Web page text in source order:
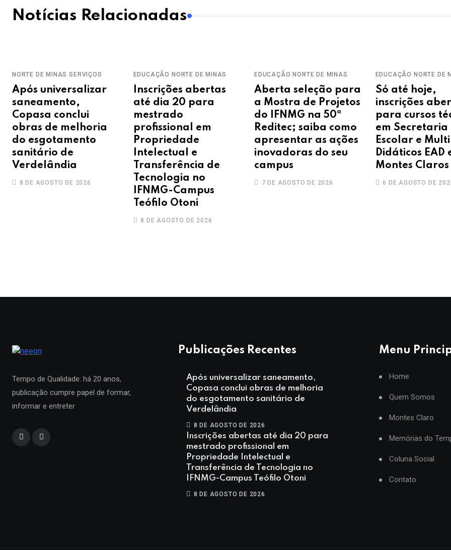
Notícias Relacionadas
NORTE DE MINAS SERVIÇOS
Após universalizar
saneamento,
Copasa conclui
obras de melhoria
do esgotamento
sanitário de
Verdelândia
8 DE AGOSTO DE 2026
EDUCAÇÃO NORTE DE MINAS
Inscrições abertas
até dia 20 para
mestrado
profissional em
Propriedade
Intelectual e
Transferência de
Tecnologia no
IFNMG-Campus
Teófilo Otoni
8 DE AGOSTO DE 2026
EDUCAÇÃO NORTE DE MINAS
Aberta seleção para
a Mostra de Projetos
do IFNMG na 50ª
Reditec; saiba como
apresentar as ações
inovadoras do seu
campus
7 DE AGOSTO DE 2026
EDUCAÇÃO NORTE DE
Só até hoje,
inscrições
para cursos
em Secretaria
Escolar e
Didáticos EAD
Montes Claros
6 DE AGOSTO DE
Tempo de Qualidade: há 20 anos,
publicação cumpre papel de formar,
informar e entreter
Publicações Recentes
Após universalizar saneamento,
Copasa conclui obras de melhoria
do esgotamento sanitário de
Verdelândia
8 DE AGOSTO DE 2026
Inscrições abertas até dia 20 para
mestrado profissional em
Propriedade Intelectual e
Transferência de Tecnologia no
IFNMG-Campus Teófilo Otoni
8 DE AGOSTO DE 2026
Menu
Home
Quem Somos
Montes Claro
Memórias do
Coluna Social
Contato